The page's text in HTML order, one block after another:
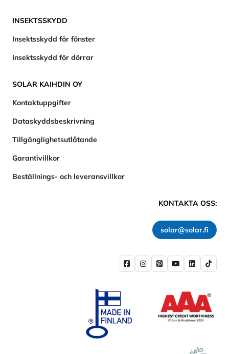
INSEKTSSKYDD
Insektsskydd för fönster
Insektsskydd för dörrar
SOLAR KAIHDIN OY
Kontaktuppgifter
Dataskyddsbeskrivning
Tillgänglighetsutlåtande
Garantivillkor
Beställnings- och leveransvillkor
KONTAKTA OSS:
solar@solar.fi